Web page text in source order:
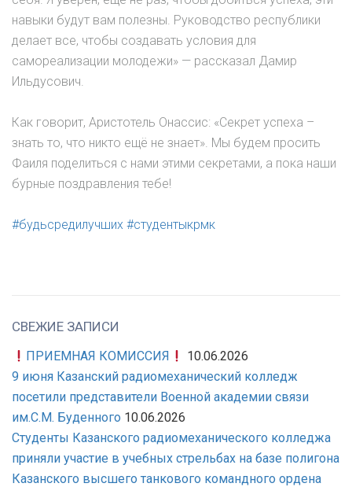
навыки будут вам полезны. Руководство республики
делает все, чтобы создавать условия для
самореализации молодежи» — рассказал Дамир
Ильдусович.
Как говорит, Аристотель Онассис: «Секрет успеха –
знать то, что никто ещё не знает». Мы будем просить
Фаиля поделиться с нами этими секретами, а пока наши
бурные поздравления тебе!
#будьсредилучших #студентыкрмк
СВЕЖИЕ ЗАПИСИ
ПРИЕМНАЯ КОМИССИЯ
10.06.2026
9 июня Казанский радиомеханический колледж
посетили представители Военной академии связи
им.С.М. Буденного 10.06.2026
Студенты Казанского радиомеханического колледжа
приняли участие в учебных стрельбах на базе полигона
Казанского высшего танкового командного ордена